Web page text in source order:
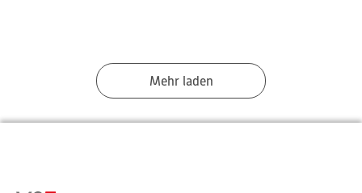
Mehr laden